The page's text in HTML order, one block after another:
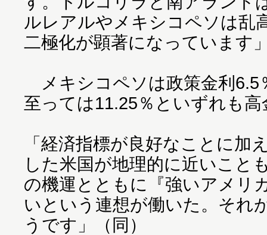
ルレアルやメキシコペソは乱
二極化が顕著になっています
メキシコペソは政策金利6.5
至っては11.25％といずれも高
「経済指標が良好なことに加
した米国が地理的に近いこと
の機運とともに『強いアメリ
いという連想が働いた。それ
うです」（同）